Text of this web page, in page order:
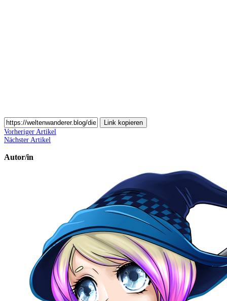
Link kopieren
Vorheriger Artikel
Nächster Artikel
Autor/in